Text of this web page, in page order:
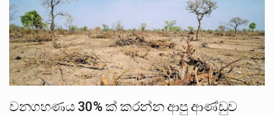
වනගහණය 30% ක් කරන්න ආපු ආණ්ඩුව